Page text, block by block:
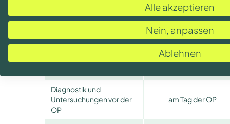
12 Monate europaweit
2.000 € je
Diagnostik und
Untersuchungen vor der
OP
am Tag der OP
Alle akzeptieren
Nein, anpassen
Ablehnen